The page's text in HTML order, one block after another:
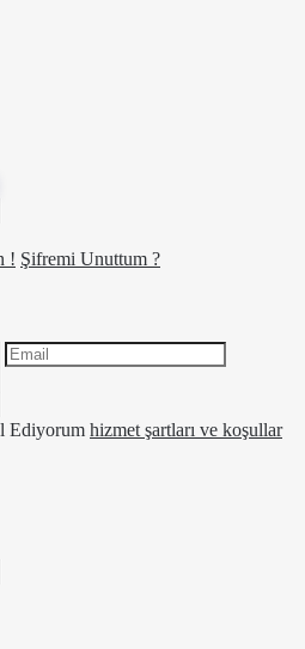
! Şifremi Unuttum ?
Ediyorum hizmet şartları ve koşullar